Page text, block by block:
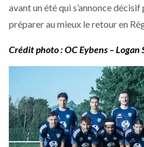
avant un été qui s’annonce
préparer au mieux le retour en
Crédit photo : OC Eybens – Logan